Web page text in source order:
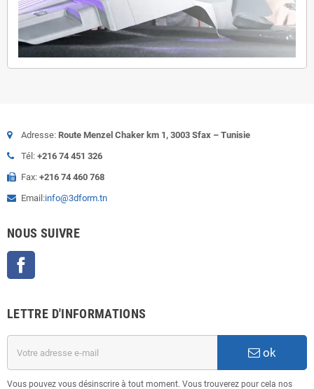
Adresse: Route Menzel Chaker km 1, 3003 Sfax – Tunisie
Tél: +216 74 451 326
Fax: +216 74 460 768
Email:info@3dform.tn
NOUS SUIVRE
LETTRE D'INFORMATIONS
ok
Vous pouvez vous désinscrire à tout moment. Vous trouverez pour cela nos